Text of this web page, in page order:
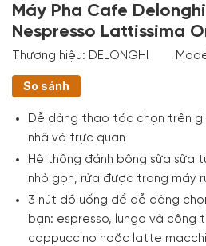
Máy Pha Cafe Delonghi
Nespresso Lattissima
Thương hiệu: DELONGHI
So sánh
Dễ dàng thao tác chọn trên
nhã và trực quan
Hệ thống đánh bông sữa sữa
nhỏ gọn, rửa được trong máy
3 nút đồ uống để dễ dàng
bạn: espresso, lungo và công
cappuccino hoặc latte